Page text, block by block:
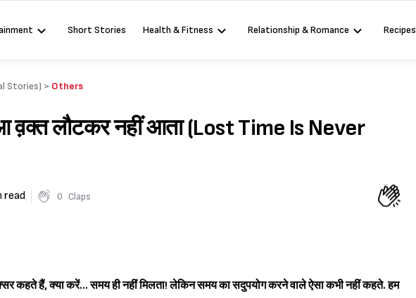
Short Stories Health & Fitness Relationship & Romance Recipes
Stories) > Others
व़क्त लौटकर नहीं आता (Lost Time Is Never
read 0 Claps
कहते हैं, क्या करें... समय ही नहीं मिलता! लेकिन समय का सदुपयोग करने वाले ऐसा कभी नहीं कहते. हम